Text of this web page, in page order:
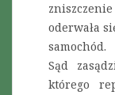
oderwała
samochód.
Sąd
którego